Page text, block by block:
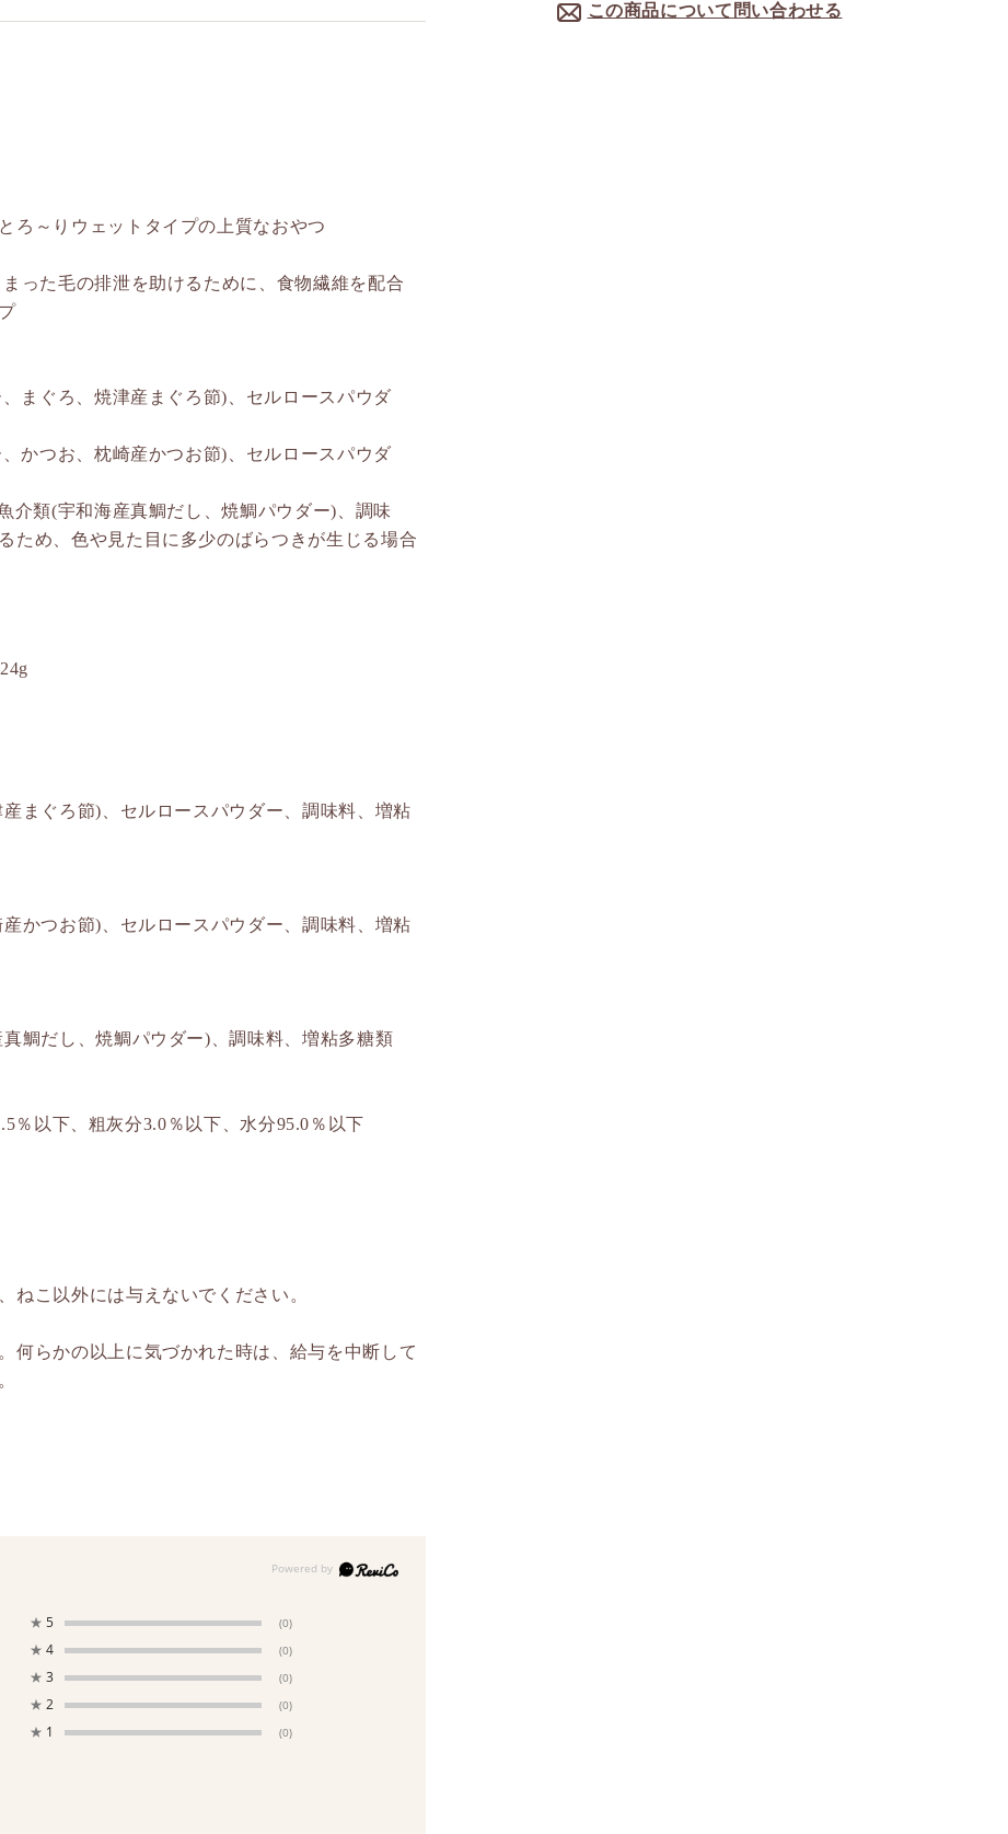
ろ～りウェットタイプの上質なおやつ
った毛の排泄を助けるために、食物繊維を配合
まぐろ、焼津産まぐろ節)、セルロースパウダ
かつお、枕崎産かつお節)、セルロースパウダ
介類(宇和海産真鯛だし、焼鯛パウダー)、調味
め、色や見た目に多少のばらつきが生じる場合
まぐろ節)、セルロースパウダー、調味料、増粘
かつお節)、セルロースパウダー、調味料、増粘
鯛だし、焼鯛パウダー)、調味料、増粘多糖類
％以下、粗灰分3.0％以下、水分95.0％以下
ねこ以外には与えないでください。
何らかの以上に気づかれた時は、給与を中断して
★ 5 (0)
★ 4 (0)
★ 3 (0)
★ 2 (0)
★ 1 (0)
この商品について問い合わせる